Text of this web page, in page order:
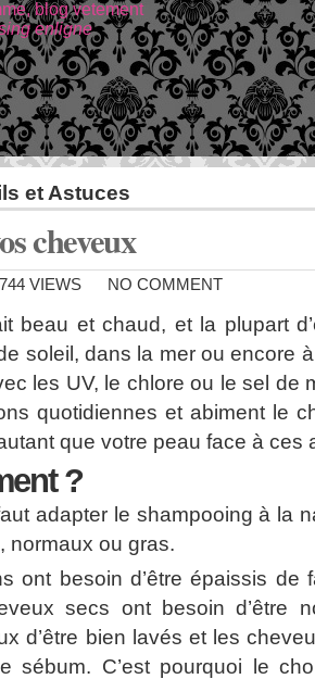
enligne
et Astuces
cheveux
744 VIEWS NO COMMENT
beau et chaud, et la plupart
soleil, dans la mer ou encore
les UV, le chlore ou le sel de
quotidiennes et abiment le
que votre peau face à ces
?
adapter le shampooing à la
normaux ou gras.
ont besoin d’être épaissis de
secs ont besoin d’être
d’être bien lavés et les
sébum. C’est pourquoi le